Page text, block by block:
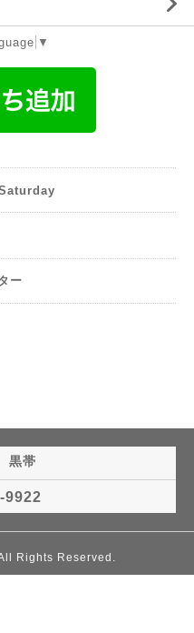
▼
ー
黒帯
9922
Rights Reserved.